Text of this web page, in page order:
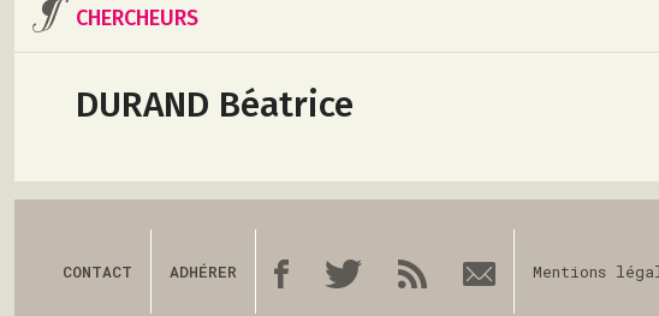
CHERCHEURS
DURAND Béatrice
CONTACT ADHÉRER Mentions